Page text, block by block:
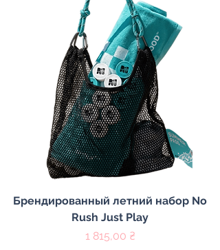
Брендированный летний набор No
Rush Just Play
Цена
1 815,00 ₴